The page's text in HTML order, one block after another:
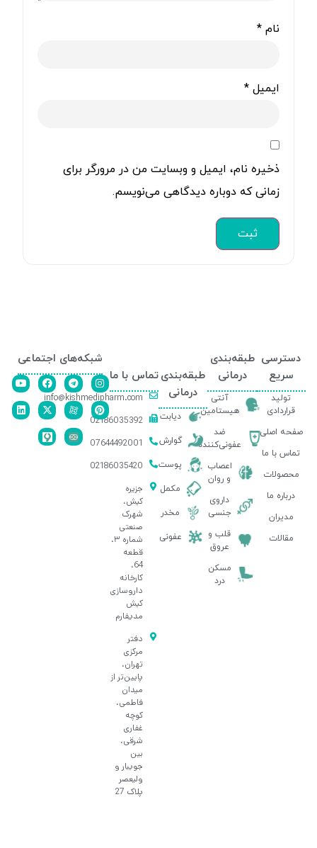
نام *
ایمیل *
ذخیره نام، ایمیل و وبسایت من در مرورگر برای
زمانی که دوباره دیدگاهی می‌نویسم.
دسترسی
سریع
تولید
قراردادی
صفحه اصلی
تماس با ما
محصولات
درباره ما
مدیران
مقالات
طبقه‌بندی
درمانی
آنتی
هیستامین
ضد
عفونی‌کننده
اعصاب
و روان
داروی
جنسی
قلب و
عروق
مسکن
درد
طبقه‌بندی
درمانی
دیابت
گوارش
پوست
مکمل
مخدر
عفونی
تماس با ما
info@kishmedipharm.com
02186035392
07644492001
02186035420
جزیره
کیش،
شهرک
صنعتی
شماره ۳،
قطعه
64،
کارخانه
داروسازی
کیش
مدیفارم
دفتر
مرکزی
تهران،
پایین‌تر از
میدان
فاطمی،
کوچه
غفاری
شرقی،
بین
جویبار و
ولیعصر
پلاک 27
شبکه‌های اجتماعی